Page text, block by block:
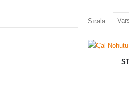
Sırala: